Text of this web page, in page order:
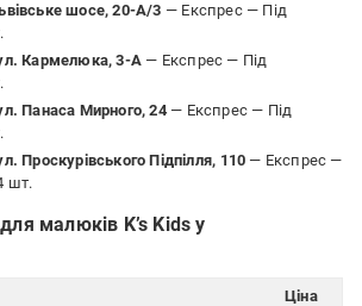
шосе, 20-А/3 — Експрес — Під
Кармелюка, 3-А — Експрес — Під
Панаса Мирного, 24— Експрес — Під
Проскурівського Підпілля, 110 — Експрес —
шт.
малюків K’s Kids у
Ціна